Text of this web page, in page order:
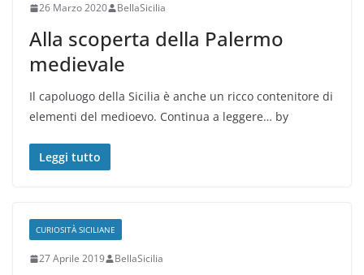
26 Marzo 2020 BellaSicilia
Alla scoperta della Palermo
medievale
Il capoluogo della Sicilia è anche un ricco contenitore di
elementi del medioevo. Continua a leggere… by
Leggi tutto
CURIOSITÀ SICILIANE
27 Aprile 2019 BellaSicilia